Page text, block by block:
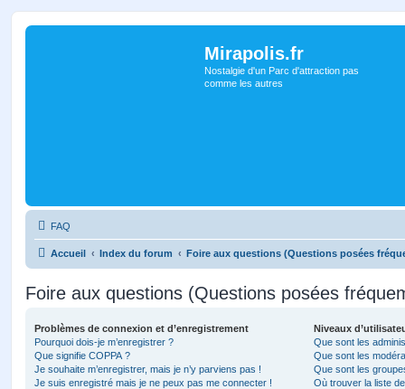
Mirapolis.fr
Nostalgie d'un Parc d'attraction pas
comme les autres
FAQ
Accueil Index du forum Foire aux questions (Questions posées
Foire aux questions (Questions posées
Problèmes de connexion et d’enregistrement
Pourquoi dois-je m’enregistrer ?
Que signifie COPPA ?
Je souhaite m’enregistrer, mais je n’y parviens pas !
Je suis enregistré mais je ne peux pas me connecter !
Niveaux
Que sont les
Que sont les
Que sont les
Où trouver la liste